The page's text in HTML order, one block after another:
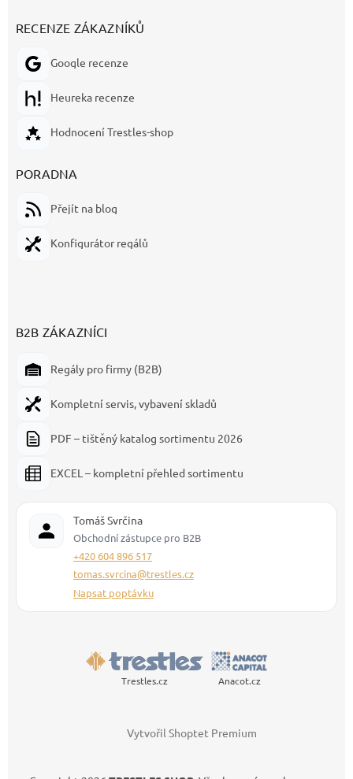
RECENZE ZÁKAZNÍKŮ
Google recenze
Heureka recenze
Hodnocení Trestles-shop
PORADNA
Přejít na blog
Konfigurátor regálů
B2B ZÁKAZNÍCI
Regály pro firmy (B2B)
Kompletní servis, vybavení skladů
PDF – tištěný katalog sortimentu 2026
EXCEL – kompletní přehled sortimentu
Tomáš Svrčina
Obchodní zástupce pro B2B
+420 604 896 517
tomas.svrcina@trestles.cz
Napsat poptávku
Trestles.cz Anacot.cz
Vytvořil Shoptet Premium